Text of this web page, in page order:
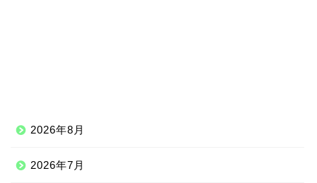
2026年8月
2026年7月